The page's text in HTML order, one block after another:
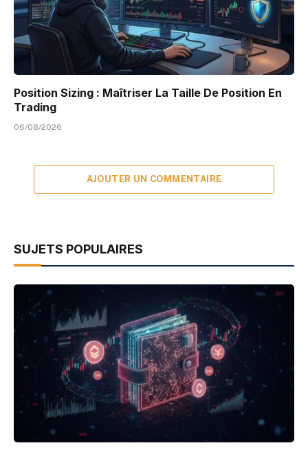
Position Sizing : Maîtriser La Taille De Position En
Trading
06/08/2026
AJOUTER UN COMMENTAIRE
SUJETS POPULAIRES